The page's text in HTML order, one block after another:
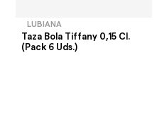
LUBIANA
Taza Bola Tiffany 0,15 Cl.
(Pack 6 Uds.)